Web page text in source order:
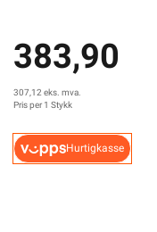
383,90
307,12 eks. mva.
Pris per 1 Stykk
Hurtigkasse